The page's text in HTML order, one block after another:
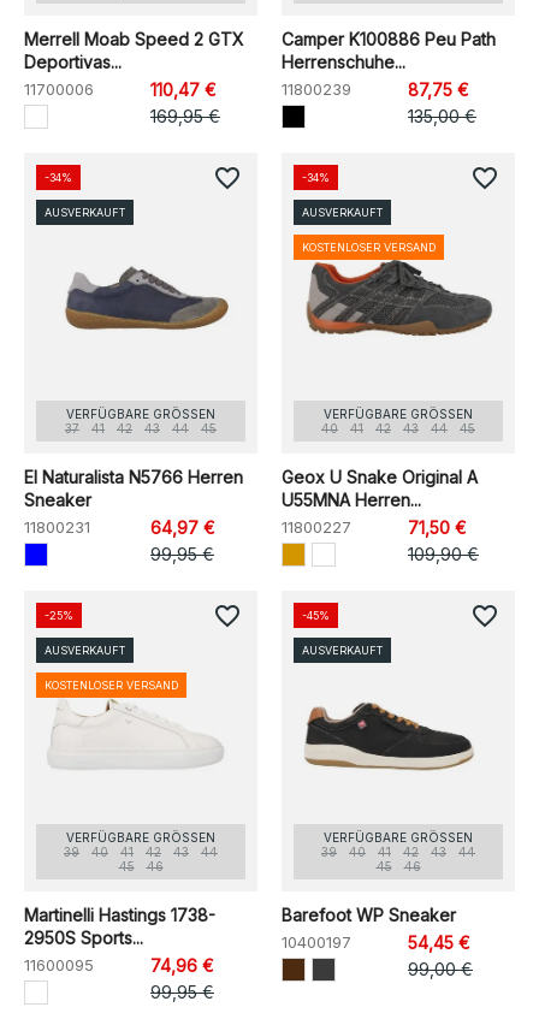
Merrell Moab Speed 2 GTX
Deportivas...
11700006
110,47 €
169,95 €
Camper K100886 Peu Path
Herrenschuhe...
11800239
87,75 €
135,00 €
VERFÜGBARE GRÖSSEN
37
41 42 43 44 45
El Naturalista N5766 Herren
Sneaker
11800231
64,97 €
99,95 €
-34%
AUSVERKAUFT
favorite_border
VERFÜGBARE GRÖSSEN
40
41 42 43 44 45
Geox U Snake Original A
U55MNA Herren...
11800227
71,50 €
109,90 €
-34%
AUSVERKAUFT
KOSTENLOSER VERSAND
favorite_border
VERFÜGBARE GRÖSSEN
39
40 41 42 43
44
45
46
Martinelli Hastings 1738-
2950S Sports...
11600095
74,96 €
99,95 €
-25%
AUSVERKAUFT
KOSTENLOSER VERSAND
favorite_border
VERFÜGBARE GRÖSSEN
39
40 41 42 43
44
45
46
Barefoot WP Sneaker
10400197
54,45 €
99,00 €
-45%
AUSVERKAUFT
favorite_border